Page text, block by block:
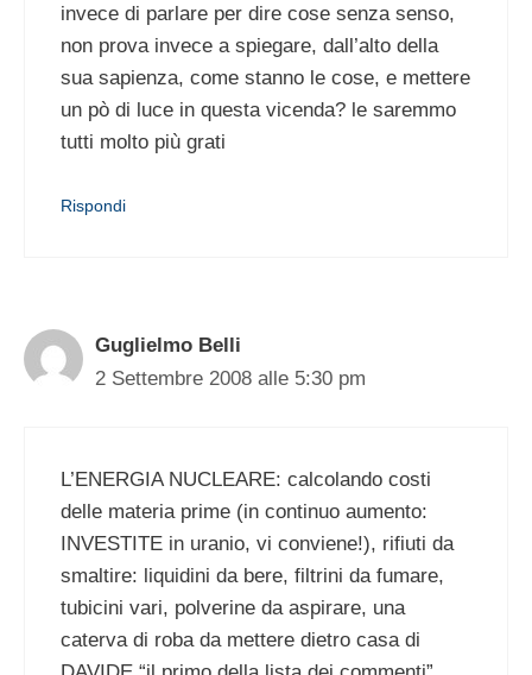
invece di parlare per dire cose senza senso,
non prova invece a spiegare, dall’alto della
sua sapienza, come stanno le cose, e mettere
un pò di luce in questa vicenda? le saremmo
tutti molto più grati
Rispondi
Guglielmo Belli
2 Settembre 2008 alle 5:30 pm
L’ENERGIA NUCLEARE: calcolando costi
delle materia prime (in continuo aumento:
INVESTITE in uranio, vi conviene!), rifiuti da
smaltire: liquidini da bere, filtrini da fumare,
tubicini vari, polverine da aspirare, una
caterva di roba da mettere dietro casa di